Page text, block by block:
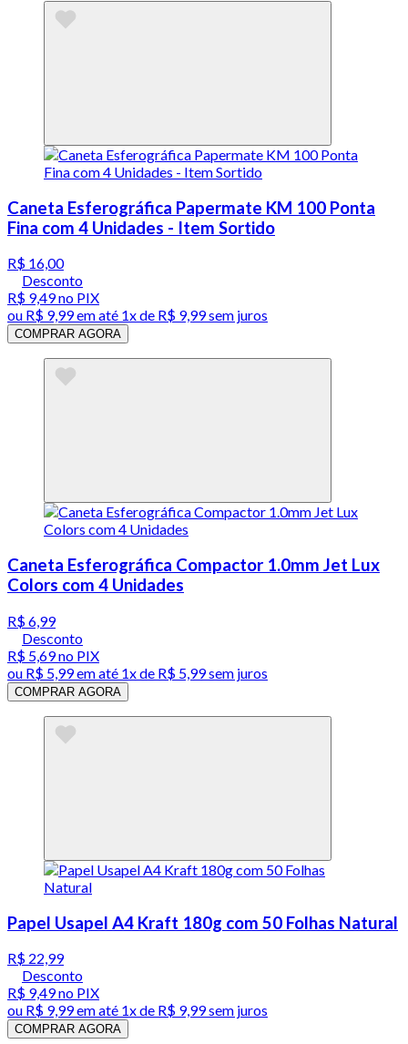
Caneta Esferográfica Papermate KM 100 Ponta
Fina com 4 Unidades - Item Sortido
R$ 16,00
Desconto
R$ 9,49no PIX
ou R$ 9,99em até 1x de R$ 9,99sem juros
COMPRAR AGORA
Caneta Esferográfica Compactor 1.0mm Jet Lux
Colors com 4 Unidades
R$ 6,99
Desconto
R$ 5,69no PIX
ou R$ 5,99em até 1x de R$ 5,99sem juros
COMPRAR AGORA
Papel Usapel A4 Kraft 180g com 50 Folhas Natural
R$ 22,99
Desconto
R$ 9,49no PIX
ou R$ 9,99em até 1x de R$ 9,99sem juros
COMPRAR AGORA